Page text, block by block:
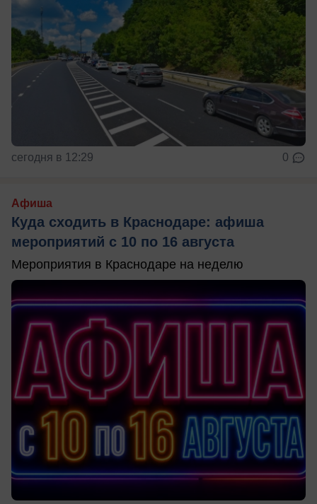
сегодня в 12:29 0
Афиша
Куда сходить в Краснодаре: афиша
мероприятий с 10 по 16 августа
Мероприятия в Краснодаре на неделю